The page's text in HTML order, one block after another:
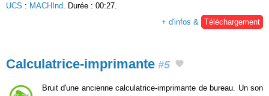
UCS : MACHInd . Durée : 00:27.
+ d'infos &
Téléchargement
Calculatrice-imprimante #5
Bruit d'une ancienne calculatrice-imprimante de bureau. Un son